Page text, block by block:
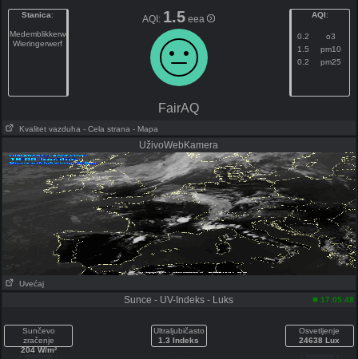
Stanica:
Medemblikkerweg
Wieringerwerf
AQI: 1.5 eea AQI:
0.2
o3
1.5
pm10
0.2
pm25
FairAQ
Kvalitet vazduha - Cela strana - Mapa
UživoWebKamera
Uvećaj
Sunce - UV-Indeks - Luks 17:05:48
Sunčevo
zračenje
204 W/m²
Ultraljubičasto
1.3 Indeks
Osvetljenje
24638 Lux